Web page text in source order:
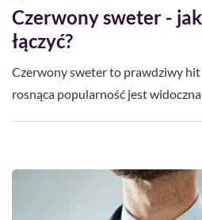
Czerwony sweter -
łączyć?
Czerwony sweter to prawdziwy
rosnąca popularność jest